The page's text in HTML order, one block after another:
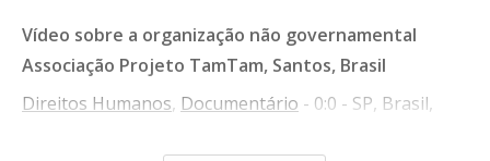
Vídeo sobre a organização não governamental
Associação Projeto TamTam, Santos, Brasil
Direitos Humanos, Documentário - 0:0 - SP, Brasil,